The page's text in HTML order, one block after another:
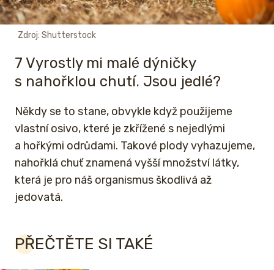
Zdroj: Shutterstock
7 Vyrostly mi malé dýničky
s nahořklou chutí. Jsou jedlé?
Někdy se to stane, obvykle když použijeme
vlastní osivo, které je zkřížené s nejedlými
a hořkými odrůdami. Takové plody vyhazujeme,
nahořklá chuť znamená vyšší množství látky,
která je pro náš organismus škodlivá až
jedovatá.
PŘEČTĚTE SI TAKÉ